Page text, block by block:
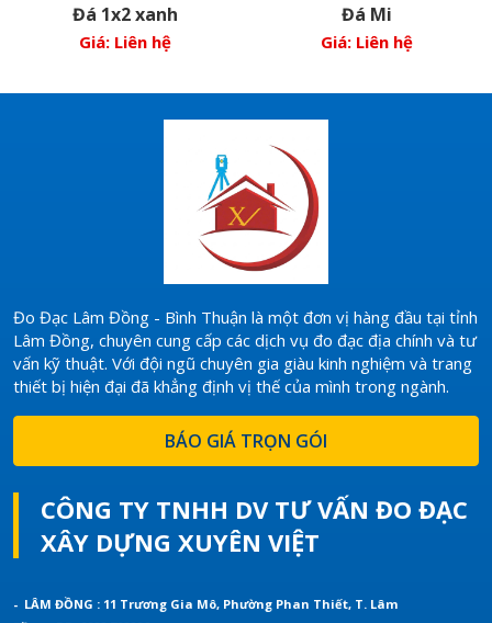
Đá 1x2 xanh
Giá: Liên hệ
Đá Mi
Giá: Liên hệ
Đo Đạc Lâm Đồng - Bình Thuận là một đơn vị hàng đầu tại tỉnh
Lâm Đồng, chuyên cung cấp các dịch vụ đo đạc địa chính và tư
vấn kỹ thuật. Với đội ngũ chuyên gia giàu kinh nghiệm và trang
thiết bị hiện đại đã khẳng định vị thế của mình trong ngành.
BÁO GIÁ TRỌN GÓI
CÔNG TY TNHH DV TƯ VẤN ĐO ĐẠC
XÂY DỰNG XUYÊN VIỆT
- LÂM ĐỒNG : 11 Trương Gia Mô, Phường Phan Thiết, T. Lâm